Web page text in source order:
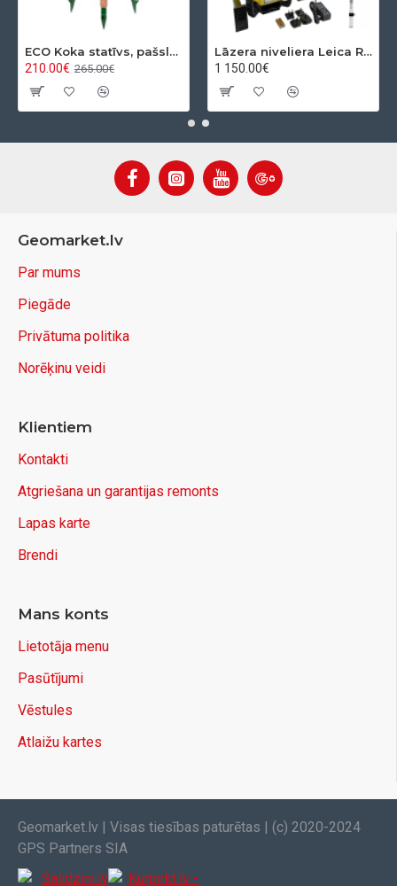
ECO Koka statīvs, pašslēdzošs, ar apaļo pamatni
210.00€ 265.00€
Lāzera niveliera Leica Rugby 610 + Rod eye 120 Basic komplekts
1 150.00€
Geomarket.lv
Par mums
Piegāde
Privātuma politika
Norēķinu veidi
Klientiem
Kontakti
Atgriešana un garantijas remonts
Lapas karte
Brendi
Mans konts
Lietotāja menu
Pasūtījumi
Vēstules
Atlaižu kartes
Geomarket.lv | Visas tiesības paturētas | (c) 2020-2024
GPS Partners SIA